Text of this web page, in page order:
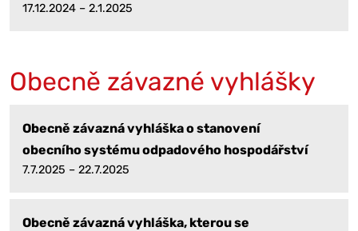
17.12.2024 – 2.1.2025
Obecně závazné vyhlášky
Obecně závazná vyhláška o stanovení
obecního systému odpadového hospodářství
7.7.2025 – 22.7.2025
Obecně závazná vyhláška, kterou se